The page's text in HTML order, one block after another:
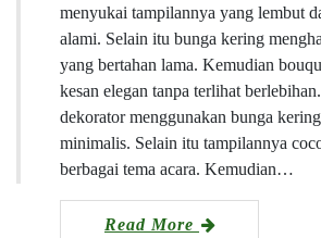
menyukai tampilannya yang lembut
alami. Selain itu bunga kering
yang bertahan lama. Kemudian
kesan elegan tanpa terlihat
dekorator menggunakan bunga
minimalis. Selain itu tampilannya
berbagai tema acara. Kemudian…
Read More